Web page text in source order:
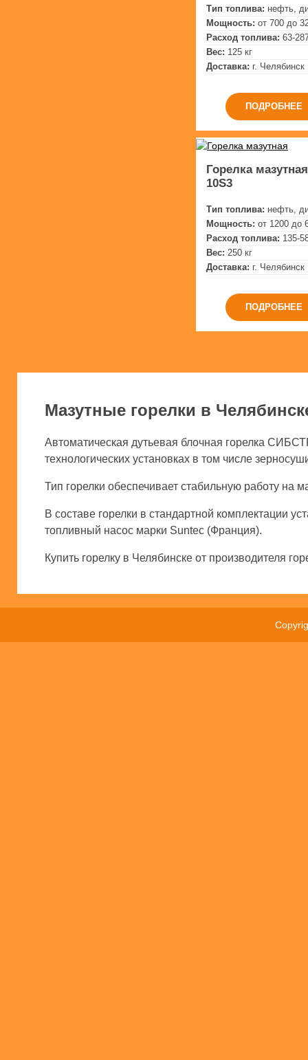
Тип топлива: нефть,
Мощность: от 700 до
Расход топлива: 63-
Вес: 125 кг
Доставка: г. Челябинск
ПОДРОБНЕЕ
Горелка
10S3
Тип топлива: нефть,
Мощность: от 1200 до
Расход топлива: 135-
Вес: 250 кг
Доставка: г. Челябинск
ПОДРОБНЕЕ
Мазутные горелки в
Автоматическая дутьевая блочная горелка
технологических установках в том числе
Тип горелки обеспечивает стабильную работу
В составе горелки в стандартной комплектации
топливный насос марки Suntec (Франция).
Купить горелку в Челябинске от производителя